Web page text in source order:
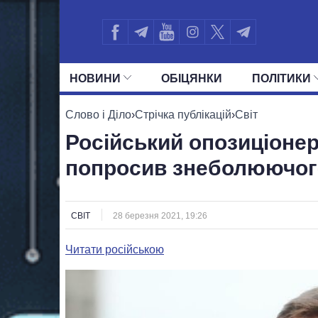
НОВИНИ ОБIЦЯНКИ ПОЛIТИКИ
УСІ ПОЛІТИКИ ПРЕЗИДЕНТ І ОФІС
Слово і Діло›Стрічка публікацій›Світ
Російський
попросив
СВІТ 28 березня 2021, 19:26
Читати російською